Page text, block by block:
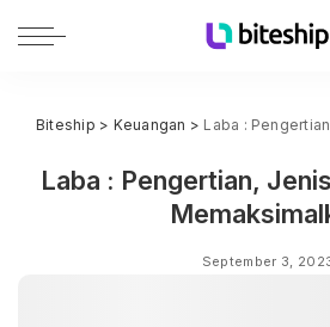
Biteship > Keuangan > Laba : Pengertian,
Laba : Pengertian,
September 3,